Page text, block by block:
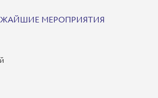
МЕРОПРИЯТИЯ